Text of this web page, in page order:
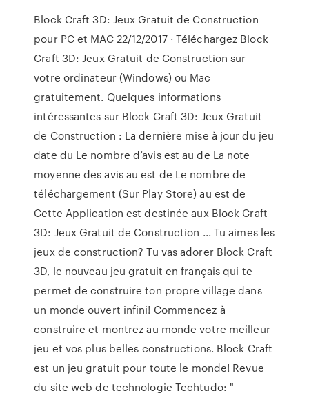
Block Craft 3D: Jeux Gratuit de Construction
pour PC et MAC 22/12/2017 · Téléchargez Block
Craft 3D: Jeux Gratuit de Construction sur
votre ordinateur (Windows) ou Mac
gratuitement. Quelques informations
intéressantes sur Block Craft 3D: Jeux Gratuit
de Construction : La dernière mise à jour du jeu
date du Le nombre d’avis est au de La note
moyenne des avis au est de Le nombre de
téléchargement (Sur Play Store) au est de
Cette Application est destinée aux Block Craft
3D: Jeux Gratuit de Construction ... Tu aimes les
jeux de construction? Tu vas adorer Block Craft
3D, le nouveau jeu gratuit en français qui te
permet de construire ton propre village dans
un monde ouvert infini! Commencez à
construire et montrez au monde votre meilleur
jeu et vos plus belles constructions. Block Craft
est un jeu gratuit pour toute le monde! Revue
du site web de technologie Techtudo: "